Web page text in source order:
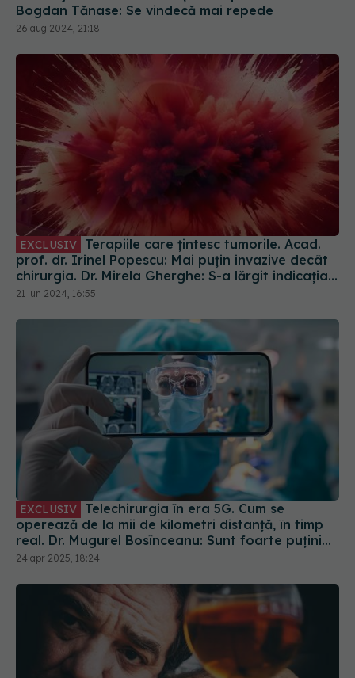
EXCLUSIV
prof. dr. Irinel Popescu: Mai puțin invazive decât
chirurgia. Dr. Mirela Gherghe: S-a lărgit indicația
și pentru alte tipuri de tumori
21 iun 2024, 16:55
EXCLUSIV
operează de la mii de kilometri distanță, în timp
real. Dr. Mugurel Bosînceanu: Sunt foarte puțini
proctori pe glob. Controlează robotul de la
distanță
24 apr 2025, 18:24